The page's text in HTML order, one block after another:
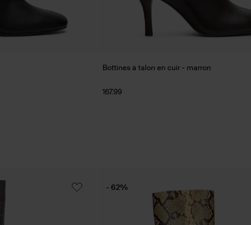
Bottines à talon en cuir - marron
167.99
- 62%